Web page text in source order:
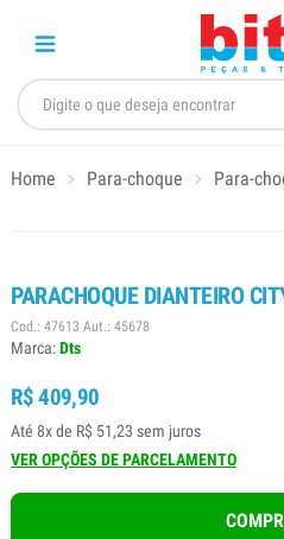
Home Para-choque Para-
PARACHOQUE DIANTEIRO
Cod.: 47613 Aut.: 45678
Marca:Dts
R$ 409,90
Até 8x de R$ 51,23 sem juros
VER OPÇÕES DE PARCELAMENTO